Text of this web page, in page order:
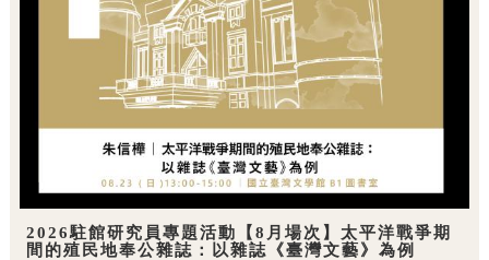
2026駐館研究員專題活動【8月場次】太平洋戰爭期
間的殖民地奉公雜誌：以雜誌《臺灣文藝》為例